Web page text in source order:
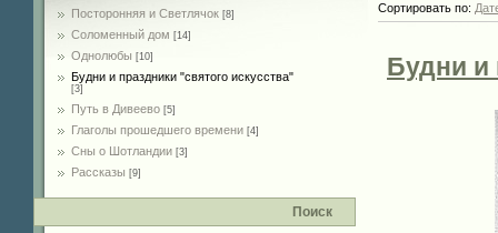
Посторонняя и Светлячок [8]
Соломенный дом [14]
Однолюбы [10]
Будни и праздники "святого искусства"
[3]
Путь в Дивеево [5]
Глаголы прошедшего времени [4]
Сны о Шотландии [3]
Рассказы [9]
Поиск
Сортировать по:
Будни и